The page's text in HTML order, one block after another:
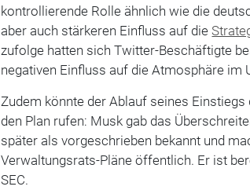
kontrollierende Rolle ähnlich wie die
aber auch stärkeren Einfluss auf die
zufolge hatten sich Twitter-Beschäftigte
negativen Einfluss auf die Atmosphäre im
Zudem könnte der Ablauf seines
den Plan rufen: Musk gab das
später als vorgeschrieben bekannt und
Verwaltungsrats-Pläne öffentlich. Er ist
SEC.